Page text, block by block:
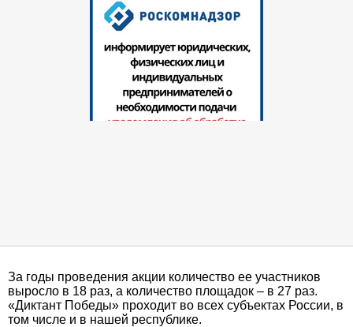
За годы проведения акции количество ее участников
выросло в 18 раз, а количество площадок – в 27 раз.
«Диктант Победы» проходит во всех субъектах России, в
том числе и в нашей республике.